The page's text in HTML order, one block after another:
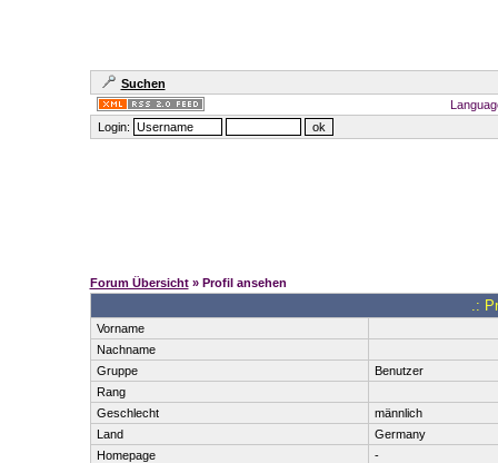
Suchen
Login:
Forum Übersicht» Profil ansehen
.:
Vorname
Nachname
Gruppe
Benutzer
Rang
Geschlecht
männlich
Land
Germany
Homepage
-